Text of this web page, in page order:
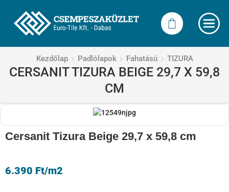
Kezdőlap Padlólapok Fahatású TIZURA
CERSANIT TIZURA BEIGE 29,7 X 59,8
CM
Cersanit Tizura Beige 29,7 x 59,8 cm
6.390 Ft/m2